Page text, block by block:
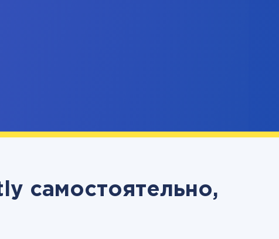
самостоятельно,